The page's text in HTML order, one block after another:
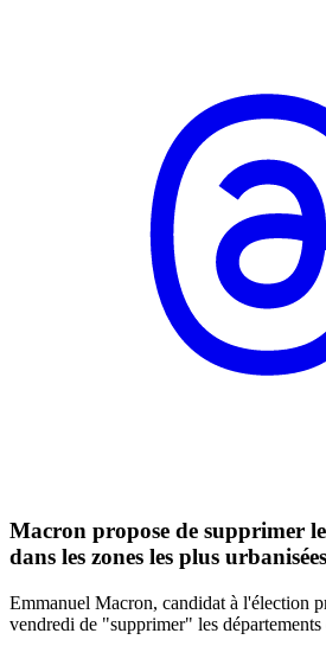
Macron propose de supprimer
dans les zones les plus urbanisées
Emmanuel Macron, candidat à l'élection
vendredi de "supprimer" les départements